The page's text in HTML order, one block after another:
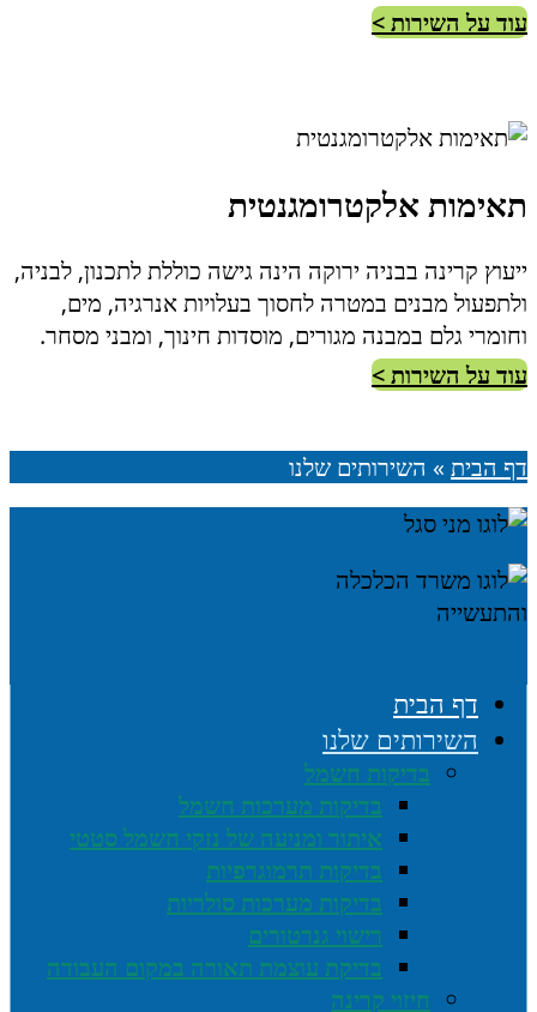
עוד על השירות >
תאימות אלקטרומגנטית
ייעוץ קרינה בבניה ירוקה הינה גישה כוללת לתכנון, לבניה,
ולתפעול מבנים במטרה לחסוך בעלויות אנרגיה, מים,
וחומרי גלם במבנה מגורים, מוסדות חינוך, ומבני מסחר.
עוד על השירות >
דף הבית » השירותים שלנו
דף הבית
השירותים שלנו
בדיקות חשמל
בדיקות מערכות חשמל
איתור ומניעה של נזקי חשמל סטטי
בדיקות תרמוגרפיות
בדיקות מערכות סולריות
רישוי גנרטורים
בדיקת עוצמת תאורה במקום העבודה
חיזוי קרינה